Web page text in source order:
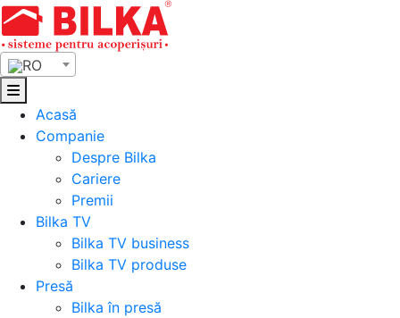
Skip
to
content
RO
Acasă
Companie
Despre Bilka
Cariere
Premii
Bilka TV
Bilka TV business
Bilka TV produse
Presă
Bilka în presă